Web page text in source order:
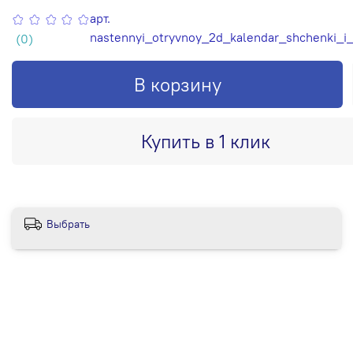
(0)
арт.
В корзину
Купить в 1 клик
Выбрать